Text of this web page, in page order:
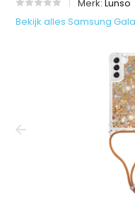
Merk:Lunso
Bekijk alles Samsung